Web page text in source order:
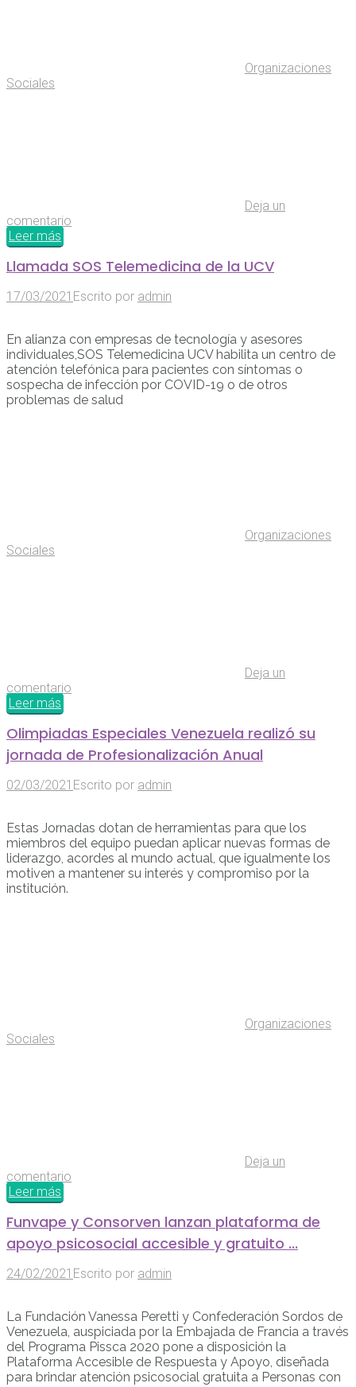
Organizaciones
Sociales
Deja un
comentario
Leer más
Llamada SOS Telemedicina de la UCV
17/03/2021 Escrito por admin
En alianza con empresas de tecnología y asesores
individuales,SOS Telemedicina UCV habilita un centro de
atención telefónica para pacientes con síntomas o
sospecha de infección por COVID-19 o de otros
problemas de salud
Organizaciones
Sociales
Deja un
comentario
Leer más
Olimpiadas Especiales Venezuela realizó su
jornada de Profesionalización Anual
02/03/2021 Escrito por admin
Estas Jornadas dotan de herramientas para que los
miembros del equipo puedan aplicar nuevas formas de
liderazgo, acordes al mundo actual, que igualmente los
motiven a mantener su interés y compromiso por la
institución.
Organizaciones
Sociales
Deja un
comentario
Leer más
Funvape y Consorven lanzan plataforma de
apoyo psicosocial accesible y gratuito ...
24/02/2021 Escrito por admin
La Fundación Vanessa Peretti y Confederación Sordos de
Venezuela, auspiciada por la Embajada de Francia a través
del Programa Pissca 2020 pone a disposición la
Plataforma Accesible de Respuesta y Apoyo, diseñada
para brindar atención psicosocial gratuita a Personas con